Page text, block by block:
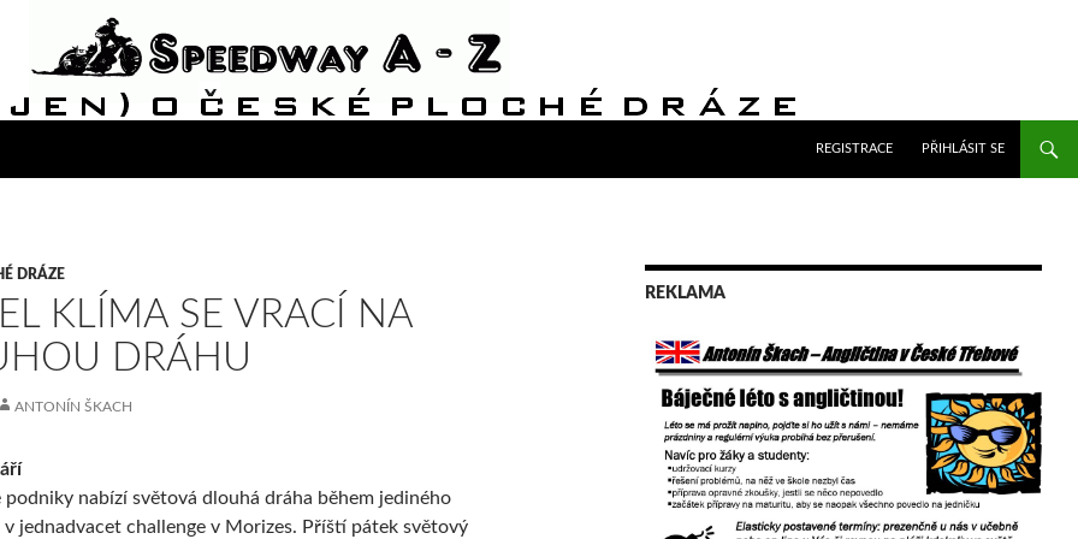
REGISTRACE
PŘIHLÁSIT SE
DRÁZE
KLÍMA SE VRACÍ NA
DRÁHU
ANTONÍN ŠKACH
podniky nabízí světová dlouhá dráha během jediného
jednadvacet challenge v Morizes. Příští pátek světový
REKLAMA